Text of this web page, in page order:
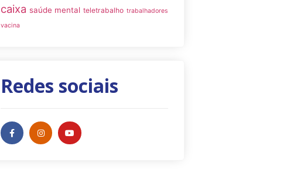
caixa saúde mental teletrabalho trabalhadores
vacina
Redes sociais